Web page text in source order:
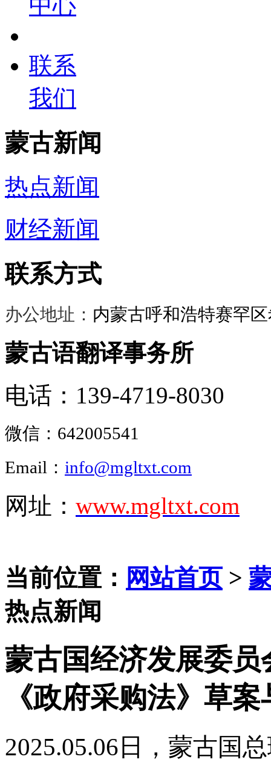
联系
我们
蒙古新闻
热点新闻
财经新闻
联系方式
办公地址： 内蒙古呼和浩特赛罕
蒙古语翻译事务所
电话：139-4719-8030
微信： 642005541
Email： info@mgltxt.com
网址： www.mgltxt.com
当前位置： 网站首页>
热点新闻
蒙古国经济发展委
《政府采购法》草
2025.05.06日， 蒙古国